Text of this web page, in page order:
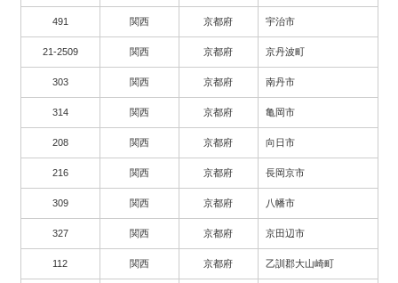
491 関西 京都府 宇治市
21-2509 関西 京都府 京丹波町
303 関西 京都府 南丹市
314 関西 京都府 亀岡市
208 関西 京都府 向日市
216 関西 京都府 長岡京市
309 関西 京都府 八幡市
327 関西 京都府 京田辺市
112 関西 京都府 乙訓郡大山崎町